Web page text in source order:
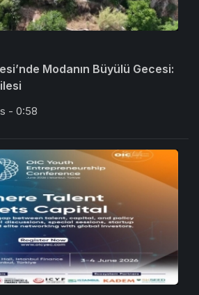
Modanın Büyülü Gecesi:
- 0:58